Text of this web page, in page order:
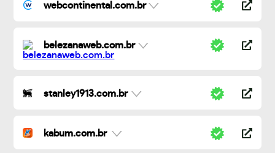
webcontinental.com.br
belezanaweb.com.br
stanley1913.com.br
kabum.com.br